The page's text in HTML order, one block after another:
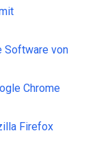
Software von
Chrome
Firefox